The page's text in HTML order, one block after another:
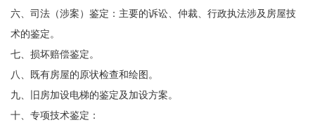
六、司法（涉案）鉴定：主要的诉讼、仲裁、行政执法涉及房屋技
术的鉴定。
七、损坏赔偿鉴定。
八、既有房屋的原状检查和绘图。
九、旧房加设电梯的鉴定及加设方案。
十、专项技术鉴定：